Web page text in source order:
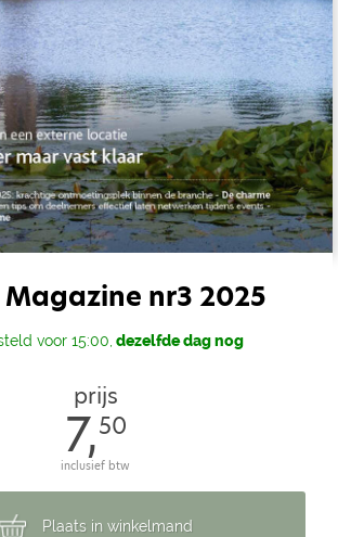
nr3 2025
voor 15:00, dezelfde dag nog
prijs
7,50
inclusief btw
Plaats in winkelmand